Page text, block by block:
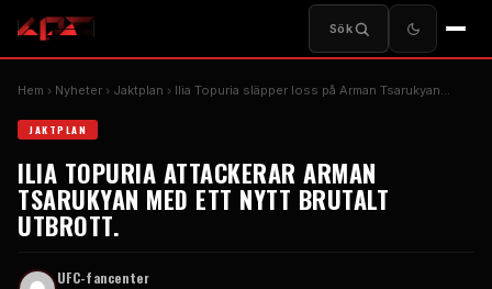
Sök
Hem Nyheter Jaktplan Ilia Topuria släpper loss på Arman Tsarukyan…
JAKTPLAN
ILIA TOPURIA ATTACKERAR ARMAN
TSARUKYAN MED ETT NYTT BRUTALT
UTBROTT.
UFC-fancenter